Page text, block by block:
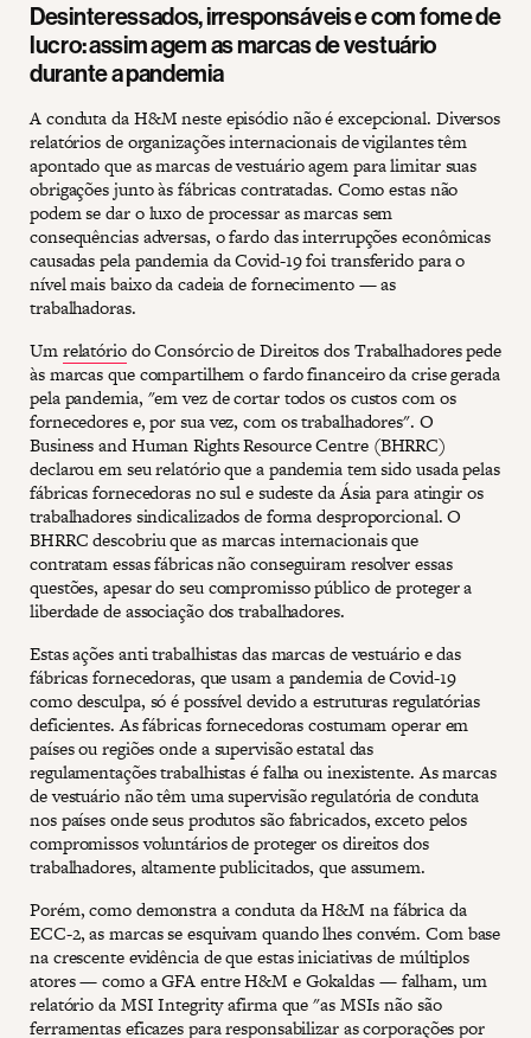
Desinteressados, irresponsáveis e com fome de
lucro: assim agem as marcas de vestuário
durante a pandemia
A conduta da H&M neste episódio não é excepcional. Diversos
relatórios de organizações internacionais de vigilantes têm
apontado que as marcas de vestuário agem para limitar suas
obrigações junto às fábricas contratadas. Como estas não
podem se dar o luxo de processar as marcas sem
consequências adversas, o fardo das interrupções econômicas
causadas pela pandemia da Covid-19 foi transferido para o
nível mais baixo da cadeia de fornecimento — as
trabalhadoras.
Umrelatóriodo Consórcio de Direitos dos Trabalhadores pede
às marcas que compartilhem o fardo financeiro da crise gerada
pela pandemia, "em vez de cortar todos os custos com os
fornecedores e, por sua vez, com os trabalhadores". O
Business and Human Rights Resource Centre (BHRRC)
declarou em seu relatório que a pandemia tem sido usada pelas
fábricas fornecedoras no sul e sudeste da Ásia para atingir os
trabalhadores sindicalizados de forma desproporcional. O
BHRRC descobriu que as marcas internacionais que
contratam essas fábricas não conseguiram resolver essas
questões, apesar do seu compromisso público de proteger a
liberdade de associação dos trabalhadores.
Estas ações anti trabalhistas das marcas de vestuário e das
fábricas fornecedoras, que usam a pandemia de Covid-19
como desculpa, só é possível devido a estruturas regulatórias
deficientes. As fábricas fornecedoras costumam operar em
países ou regiões onde a supervisão estatal das
regulamentações trabalhistas é falha ou inexistente. As marcas
de vestuário não têm uma supervisão regulatória de conduta
nos países onde seus produtos são fabricados, exceto pelos
compromissos voluntários de proteger os direitos dos
trabalhadores, altamente publicitados, que assumem.
Porém, como demonstra a conduta da H&M na fábrica da
ECC-2, as marcas se esquivam quando lhes convém. Com base
na crescente evidência de que estas iniciativas de múltiplos
atores — como a GFA entre H&M e Gokaldas — falham, um
relatório da MSI Integrity afirma que "as MSIs não são
ferramentas eficazes para responsabilizar as corporações por